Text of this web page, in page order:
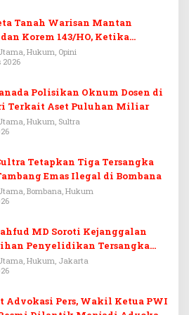
Tanah Warisan Mantan
Korem 143/HO, Ketika
Menjadi Arena Pemerasan
Hukum, Opini
2026
Polisikan Oknum Dosen di
Terkait Aset Puluhan Miliar
Hukum, Sultra
Tetapkan Tiga Tersangka
Emas Ilegal di Bombana
Bombana, Hukum
MD Soroti Kejanggalan
Penyelidikan Tersangka
Hukum, Jakarta
Advokasi Pers, Wakil Ketua PWI